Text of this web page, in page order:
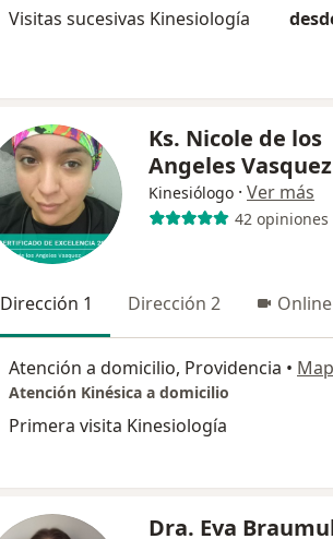
Visitas sucesivas Kinesiología
Ks. Nicole de los
Angeles Vasquez
Kinesiólogo · Ver más
42 opiniones
Dirección 1 Dirección 2 Online
Atención a domicilio, Providencia •
Atención Kinésica a domicilio
Primera visita Kinesiología
Dra. Eva